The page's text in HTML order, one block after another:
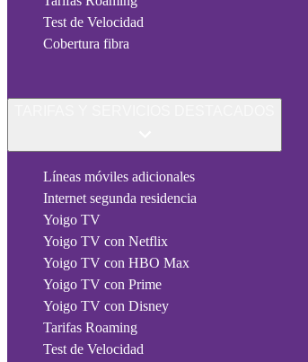
Test de Velocidad
Cobertura fibra
Líneas móviles adicionales
Internet segunda residencia
Yoigo TV
Yoigo TV con Netflix
Yoigo TV con HBO Max
Yoigo TV con Prime
Yoigo TV con Disney
Tarifas Roaming
Test de Velocidad